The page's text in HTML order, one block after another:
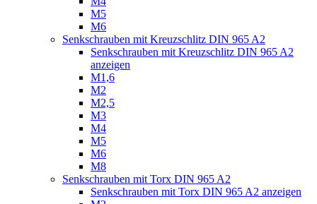
M5
M6
Senkschrauben mit Kreuzschlitz DIN 965 A2
Senkschrauben mit Kreuzschlitz DIN 965 A2
anzeigen
M1,6
M2
M2,5
M3
M4
M5
M6
M8
Senkschrauben mit Torx DIN 965 A2
Senkschrauben mit Torx DIN 965 A2 anzeigen